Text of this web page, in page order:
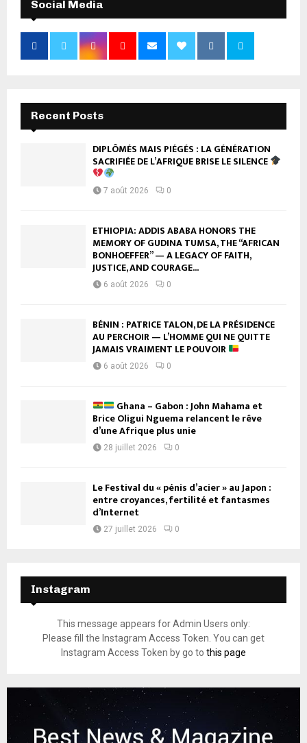
Social Media
Recent Posts
DIPLÔMÉS MAIS PIÉGÉS : LA GÉNÉRATION
SACRIFIÉE DE L’AFRIQUE BRISE LE SILENCE
7 août 2026 0
ETHIOPIA: ADDIS ABABA HONORS THE
MEMORY OF GUDINA TUMSA, THE “AFRICAN
BONHOEFFER” — A LEGACY OF FAITH,
JUSTICE, AND COURAGE...
6 août 2026 0
BÉNIN : PATRICE TALON, DE LA PRÉSIDENCE
AU PERCHOIR — L’HOMME QUI NE QUITTE
JAMAIS VRAIMENT LE POUVOIR
6 août 2026 0
Ghana – Gabon : John Mahama et
Brice Oligui Nguema relancent le rêve
d’une Afrique plus unie
28 juillet 2026 0
Le Festival du « pénis d’acier » au Japon :
entre croyances, fertilité et fantasmes
d’Internet
27 juillet 2026 0
Instagram
This message appears for Admin Users only:
Please fill the Instagram Access Token. You can get
Instagram Access Token by go to this page